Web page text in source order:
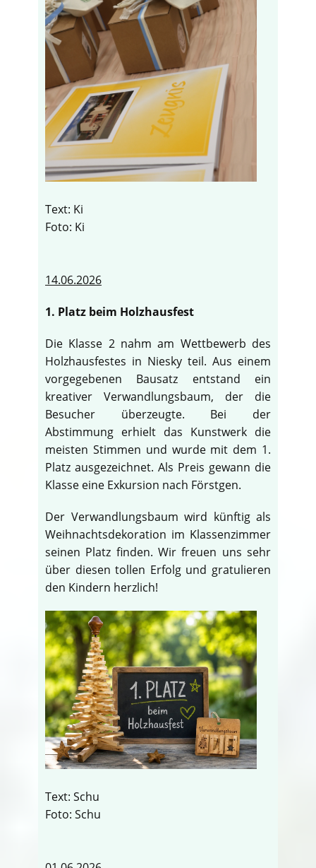
Text: Ki
Foto: Ki
14.06.2026
1. Platz beim Holzhausfest
Die Klasse 2 nahm am Wettbewerb des
Holzhausfestes in Niesky teil. Aus einem
vorgegebenen Bausatz entstand ein
kreativer Verwandlungsbaum, der die
Besucher überzeugte. Bei der
Abstimmung erhielt das Kunstwerk die
meisten Stimmen und wurde mit dem 1.
Platz ausgezeichnet. Als Preis gewann die
Klasse eine Exkursion nach Förstgen.
Der Verwandlungsbaum wird künftig als
Weihnachtsdekoration im Klassenzimmer
seinen Platz finden. Wir freuen uns sehr
über diesen tollen Erfolg und gratulieren
den Kindern herzlich!
Text: Schu
Foto: Schu